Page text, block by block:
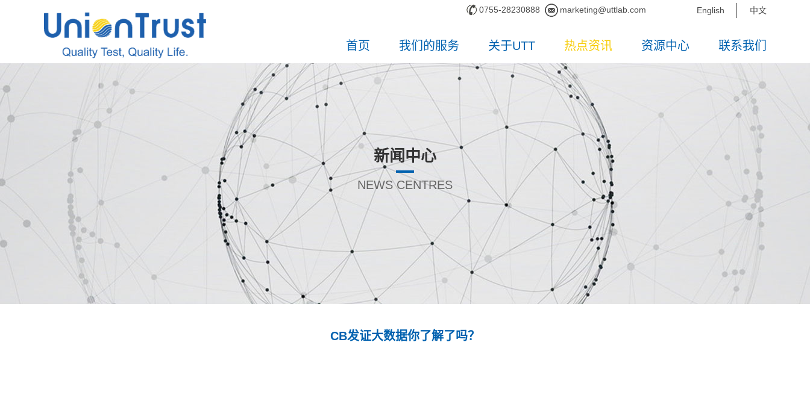
0755-28230888 marketing@uttlab.com English 中文
首页 我们的服务 关于UTT 热点资讯 资源中心 联系我们
新闻中心
NEWS CENTRES
CB发证大数据你了解了吗？